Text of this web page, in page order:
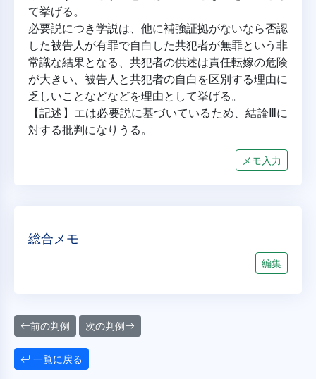
て挙げる。
必要説につき学説は、他に補強証拠がないなら否認
した被告人が有罪で自白した共犯者が無罪という非
常識な結果となる、共犯者の供述は責任転嫁の危険
が大きい、被告人と共犯者の自白を区別する理由に
乏しいことなどなどを理由として挙げる。
【記述】エは必要説に基づいているため、結論Ⅲに
対する批判になりうる。
メモ入力
総合メモ
編集
前の判例 次の判例
一覧に戻る